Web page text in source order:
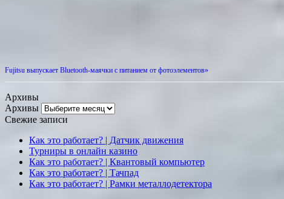
Fujitsu выпускает Bluetooth-маячки с питанием от фотоэлементов»
Архивы
Архивы
Свежие записи
Как это работает? | Датчик движения
Турниры в онлайн казино
Как это работает? | Квантовый компьютер
Как это работает? | Тачпад
Как это работает? | Рамки металлодетектора